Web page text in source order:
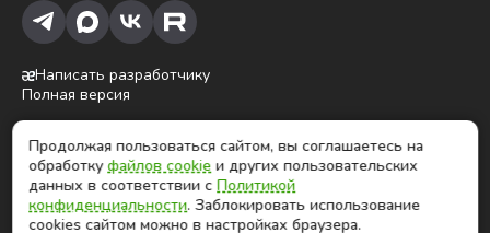
Написать разработчику
Полная версия
ⓒ Глобалтек, 2026
Цены на сайте не являются публичной офертой
Продолжая пользоваться сайтом, вы соглашаетесь на
обработкуфайлов cookie и других пользовательских
данных в соответствии сПолитикой
конфиденциальности. Заблокировать использование
cookies сайтом можно в настройках браузера.